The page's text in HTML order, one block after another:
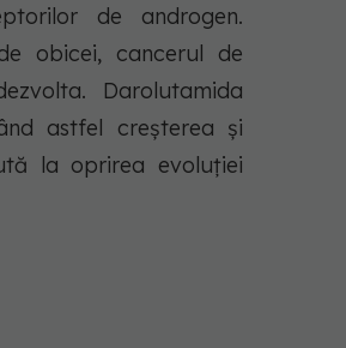
de androgen.
obicei, cancerul de
Darolutamida
astfel creșterea și
la oprirea evoluției